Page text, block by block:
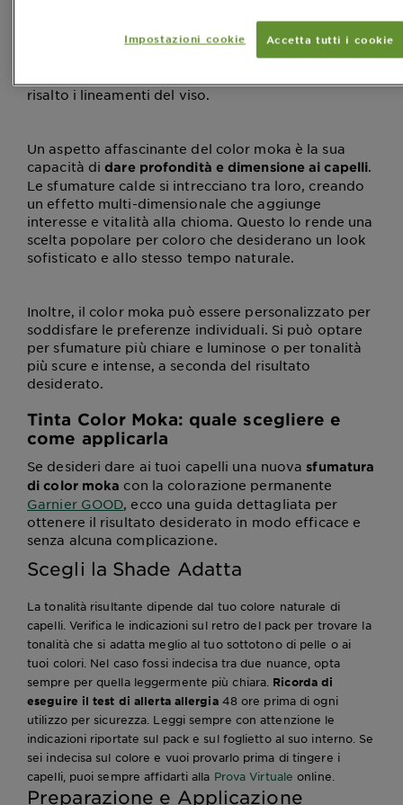
caldi che ricordano la tavolozza di tonalità del
caffè appena preparato. Questa tonalità versatile si
adatta splendidamente a una vasta gamma di
risalto i lineamenti del viso.
Un aspetto affascinante del color moka è la sua
capacità didare profondità e dimensione ai capelli.
Le sfumature calde si intrecciano tra loro, creando
un effetto multi-dimensionale che aggiunge
interesse e vitalità alla chioma. Questo lo rende una
scelta popolare per coloro che desiderano un look
sofisticato e allo stesso tempo naturale.
Inoltre, il color moka può essere personalizzato per
soddisfare le preferenze individuali. Si può optare
per sfumature più chiare e luminose o per tonalità
più scure e intense, a seconda del risultato
desiderato.
Tinta Color Moka: quale scegliere e
come applicarla
Se desideri dare ai tuoi capelli una nuovasfumatura
di color moka con la colorazione permanente
Garnier GOOD, ecco una guida dettagliata per
ottenere il risultato desiderato in modo efficace e
senza alcuna complicazione.
Scegli la Shade Adatta
La tonalità risultante dipende dal tuo colore naturale di
capelli. Verifica le indicazioni sul retro del pack per trovare la
tonalità che si adatta meglio al tuo sottotono di pelle o ai
tuoi colori. Nel caso fossi indecisa tra due nuance, opta
sempre per quella leggermente più chiara. Ricorda di
eseguire il test di allerta allergia 48 ore prima di ogni
utilizzo per sicurezza. Leggi sempre con attenzione le
indicazioni riportate sul pack e sul foglietto al suo interno. Se
sei indecisa sul colore e vuoi provarlo prima di tingere i
capelli, puoi sempre affidarti alla Prova Virtualeonline.
Preparazione e Applicazione
Impostazioni cookie Accetta tutti i cookie